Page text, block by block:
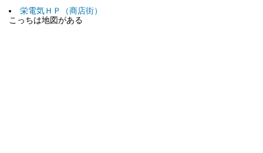
栄電気ＨＰ（商店街）
こっちは地図がある